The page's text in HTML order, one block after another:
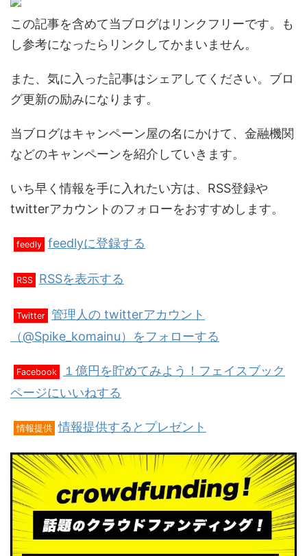
この記事を含めて当ブログはリンクフリーです。も
し参考になったらリンクしてかまいません。
また、気に入った記事はシェアしてください。ブロ
グ更新の励みになります。
当ブログはキャンペーン屋の名にかけて、金融機関
などのキャンペーンを紹介していきます。
いち早く情報を手に入れたい方は、RSS登録や
twitterアカウントのフォローをおすすめします。
feedly feedlyに登録する
RSS RSSを表示する
Twitter 管理人の twitterアカウント
（@Spike_komainu）をフォローする
Facebook
１億円を貯めてみよう！フェイスブック
ページにいいねする
情報提供 情報提供するとプレゼント